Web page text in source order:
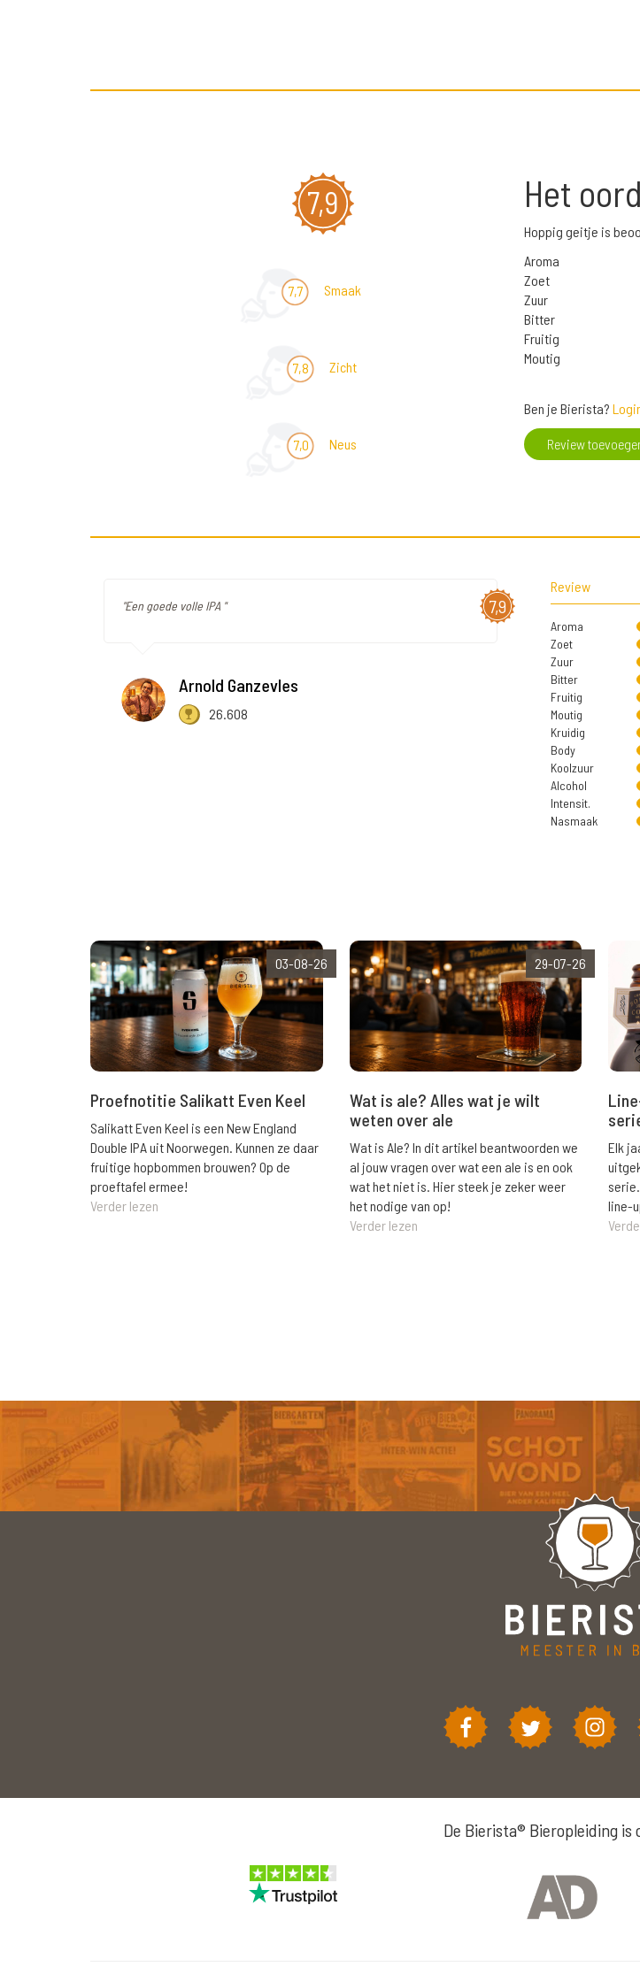
7,9
7,7 Smaak
7,8 Zicht
7,0 Neus
Het
Hoppig geitje is
Aroma
Zoet
Zuur
Bitter
Fruitig
Moutig
Ben je Bierista?
Review
7,9
"Een goede volle IPA "
Arnold Ganzevles
26.608
Review
Aroma
Zoet
Zuur
Bitter
Fruitig
Moutig
Kruidig
Body
Koolzuur
Alcohol
Intensit.
Nasmaak
03-08-26
Proefnotitie Salikatt Even Keel
Salikatt Even Keel is een New England
Double IPA uit Noorwegen. Kunnen ze daar
fruitige hopbommen brouwen? Op de
proeftafel ermee!
Verder lezen
29-07-26
Wat is ale? Alles wat je wilt
weten over ale
Wat is Ale? In dit artikel beantwoorden we
al jouw vragen over wat een ale is en ook
wat het niet is. Hier steek je zeker weer
het nodige van op!
Verder lezen
Elk
line-
De Bierista® Bieropleiding is